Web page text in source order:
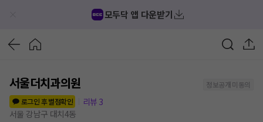
모두닥 앱 다운받기
서울더치과의원
정보공개 미동의
로그인 후 별점확인
리뷰 3
서울 강남구 대치4동